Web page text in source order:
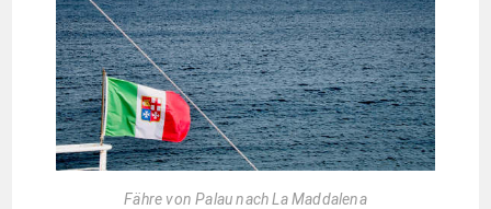
Fähre von Palau nach La Maddalena